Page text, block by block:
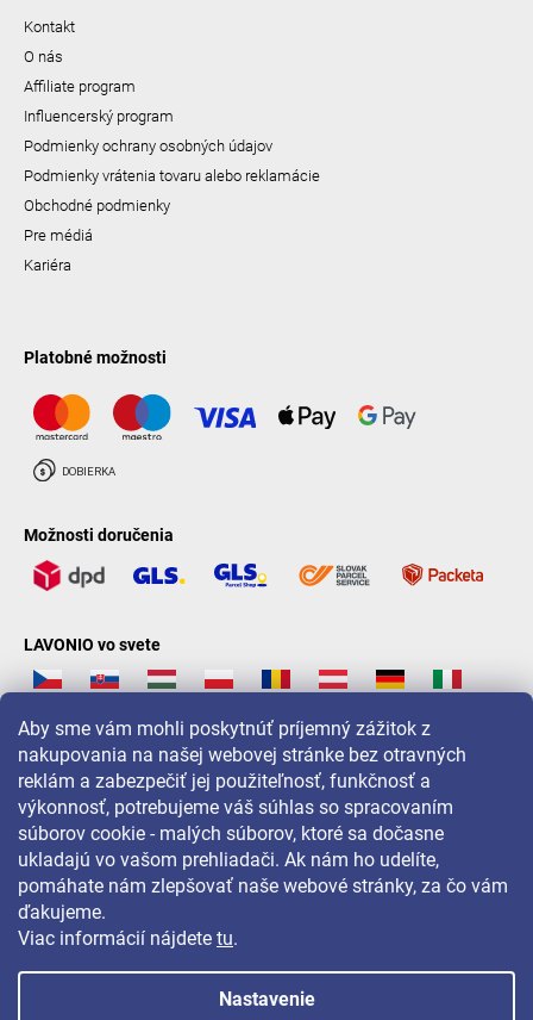
Aby sme vám mohli poskytnúť príjemný zážitok z
nakupovania na našej webovej stránke bez otravných
reklám a zabezpečiť jej použiteľnosť, funkčnosť a
výkonnosť, potrebujeme váš súhlas so spracovaním
súborov cookie - malých súborov, ktoré sa dočasne
ukladajú vo vašom prehliadači. Ak nám ho udelíte,
pomáhate nám zlepšovať naše webové stránky, za čo vám
ďakujeme.
Viac informácií nájdete tu.
Nastavenie
Kontakt
O nás
Affiliate program
Influencerský program
Podmienky ochrany osobných údajov
Podmienky vrátenia tovaru alebo reklamácie
Obchodné podmienky
Pre médiá
Kariéra
Platobné možnosti
Možnosti doručenia
LAVONIO vo svete
Pre akcie, súťaže a zľavy nás sledujte na: